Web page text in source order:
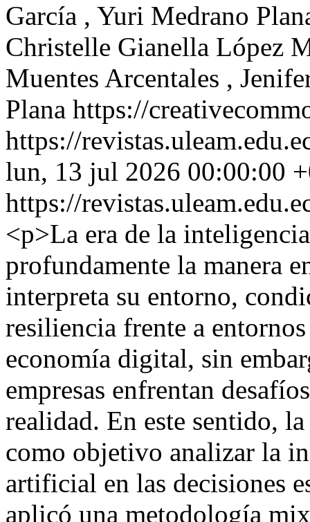
García , Yuri Medrano
Christelle Gianella López
Muentes Arcentales ,
Plana https://
https://
lun, 13 jul 2026 00:00:00
https://
<p>La era de la
profundamente la manera
interpreta su entorno,
resiliencia frente a
economía digital, sin
empresas enfrentan
realidad. En este sentido,
como objetivo analizar la
artificial en las decisiones
aplicó una metodología